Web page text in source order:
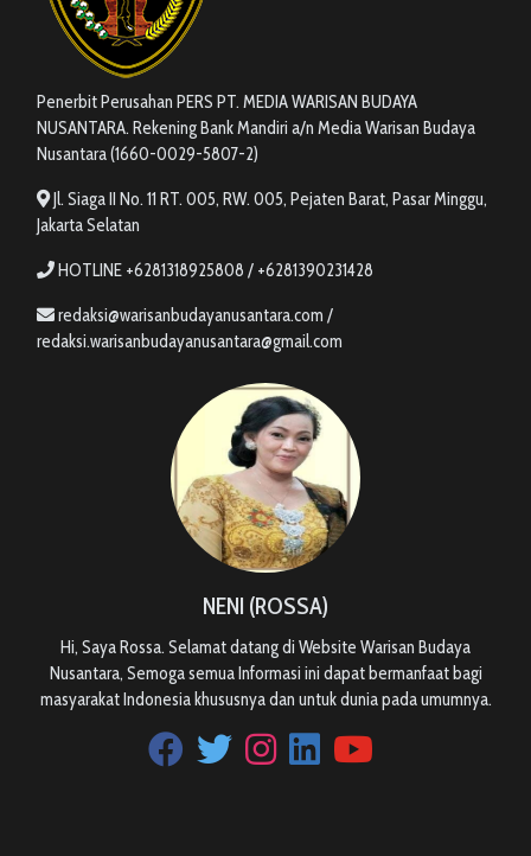
Penerbit Perusahan PERS PT. MEDIA WARISAN BUDAYA
NUSANTARA. Rekening Bank Mandiri a/n Media Warisan Budaya
Nusantara (1660-0029-5807-2)
Jl. Siaga II No. 11 RT. 005, RW. 005, Pejaten Barat, Pasar Minggu,
Jakarta Selatan
HOTLINE +6281318925808 / +6281390231428
redaksi@warisanbudayanusantara.com /
redaksi.warisanbudayanusantara@gmail.com
NENI (ROSSA)
Hi, Saya Rossa. Selamat datang di Website Warisan Budaya
Nusantara, Semoga semua Informasi ini dapat bermanfaat bagi
masyarakat Indonesia khususnya dan untuk dunia pada umumnya.